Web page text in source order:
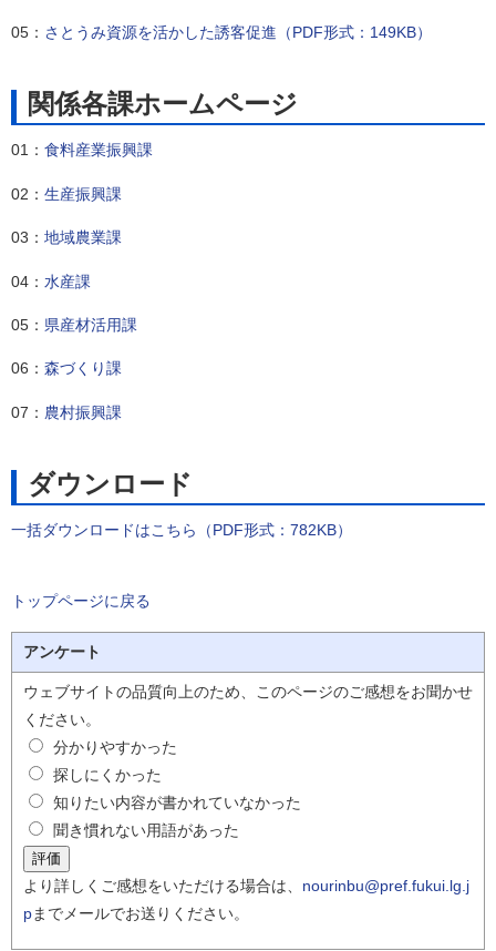
05： さとうみ資源を活かした誘客促進（PDF形式：149KB）
関係各課ホームページ
01： 食料産業振興課
02： 生産振興課
03： 地域農業課
04： 水産課
05： 県産材活用課
06： 森づくり課
07： 農村振興課
ダウンロード
一括ダウンロードはこちら（PDF形式：782KB）
トップページに戻る
アンケート
ウェブサイトの品質向上のため、このページのご感想をお聞かせ
ください。
分かりやすかった
探しにくかった
知りたい内容が書かれていなかった
聞き慣れない用語があった
より詳しくご感想をいただける場合は、 nourinbu@pref.fukui.lg.j
pまでメールでお送りください。